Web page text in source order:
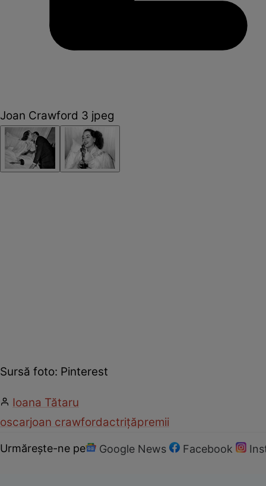
Joan Crawford 3 jpeg
Sursă foto: Pinterest
Ioana Tătaru
oscarjoan crawfordactrițăpremii
Urmărește-ne pe Google News Facebook